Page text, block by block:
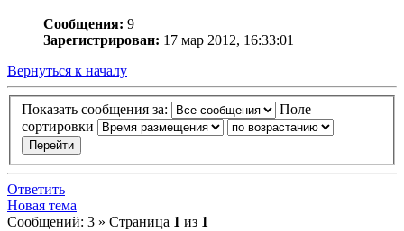
Сообщения: 9
Зарегистрирован: 17 мар 2012, 16:33:01
Вернуться к началу
Показать сообщения за:
Поле
сортировки
Ответить
Новая тема
Сообщений: 3 » Страница 1 из 1